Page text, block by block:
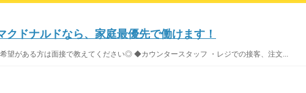
ドナルドなら、家庭最優先で働けます！
望がある方は面接で教えてください◎ ◆カウンタースタッフ ・レジでの接客、注文...